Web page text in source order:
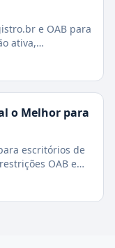
e OAB para
ativa,
o Melhor para
escritórios de
OAB e